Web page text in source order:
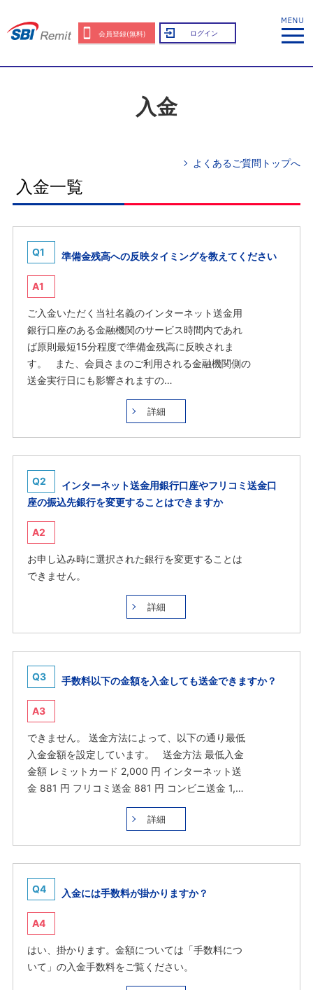
会員登録(無料) ログイン
入金
よくあるご質問トップへ
入金一覧
Q1 準備金残高への反映タイミングを教えてください
A1
ご入金いただく当社名義のインターネット送金用
銀行口座のある金融機関のサービス時間内であれ
ば原則最短15分程度で準備金残高に反映されま
す。 また、会員さまのご利用される金融機関側の
送金実行日にも影響されますの…
詳細
Q2
インターネット送金用銀行口座やフリコミ送金口
座の振込先銀行を変更することはできますか
A2
お申し込み時に選択された銀行を変更することは
できません。
詳細
Q3 手数料以下の金額を入金しても送金できますか？
A3
できません。 送金方法によって、以下の通り最低
入金金額を設定しています。 送金方法 最低入金
金額 レミットカード 2,000 円 インターネット送
金 881 円 フリコミ送金 881 円 コンビニ送金 1,…
詳細
Q4 入金には手数料が掛かりますか？
A4
はい、掛かります。金額については「手数料につ
いて」の入金手数料をご覧ください。